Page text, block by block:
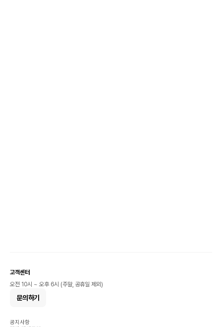
고객센터
오전 10시 ~ 오후 6시 (주말, 공휴일 제외)
문의하기
공지사항